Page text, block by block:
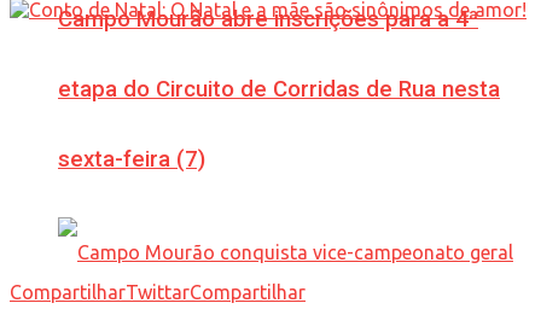
Campo Mourão abre inscrições para a 4ª
etapa do Circuito de Corridas de Rua nesta
sexta-feira (7)
CompartilharTwittarCompartilhar